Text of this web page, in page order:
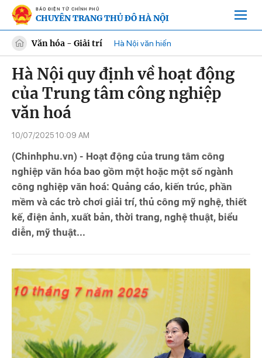
BÁO ĐIỆN TỬ CHÍNH PHỦ
CHUYÊN TRANG THỦ ĐÔ HÀ NỘI
Văn hóa - Giải trí Hà Nội văn hiến
Hà Nội quy định về hoạt động
của Trung tâm công nghiệp
văn hoá
10/07/2025 10:09 AM
(Chinhphu.vn) - Hoạt động của trung tâm công
nghiệp văn hóa bao gồm một hoặc một số ngành
công nghiệp văn hoá: Quảng cáo, kiến trúc, phần
mềm và các trò chơi giải trí, thủ công mỹ nghệ, thiết
kế, điện ảnh, xuất bản, thời trang, nghệ thuật, biểu
diễn, mỹ thuật...